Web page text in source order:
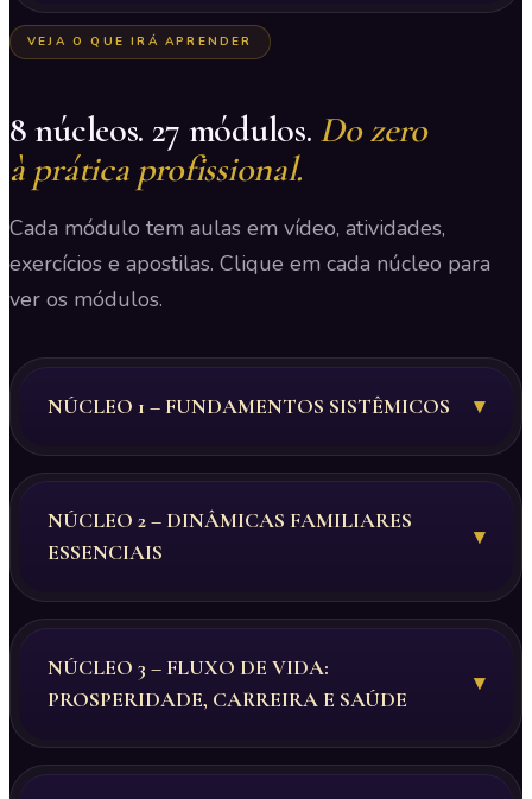
VEJA O QUE IRÁ APRENDER
8 núcleos. 27 módulos. Do zero
à prática profissional.
Cada módulo tem aulas em vídeo, atividades,
exercícios e apostilas. Clique em cada núcleo para
ver os módulos.
NÚCLEO 1 – FUNDAMENTOS SISTÊMICOS ▾
NÚCLEO 2 – DINÂMICAS FAMILIARES
ESSENCIAIS
▾
NÚCLEO 3 – FLUXO DE VIDA:
PROSPERIDADE, CARREIRA E SAÚDE
▾